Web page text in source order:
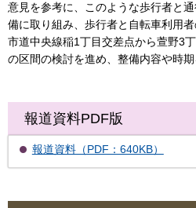
意見を参考に、このような歩行者と
備に取り組み、歩行者と自転車利用
市道中央線稲1丁目交差点から萱野3
の区間の検討を進め、整備内容や時期
報道資料PDF版
報道資料（PDF：640KB）